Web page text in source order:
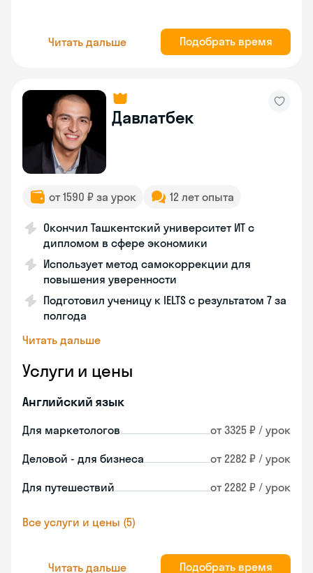
Читать дальше Подобрать время
Давлатбек
от 1590 ₽ за урок 12 лет опыта
Окончил Ташкентский университет ИТ с
дипломом в сфере экономики
Использует метод самокоррекции для
повышения уверенности
Подготовил ученицу к IELTS с результатом 7 за
полгода
Читать дальше
Услуги и цены
Английский язык
Для маркетологов от 3325 ₽ / урок
Деловой - для бизнеса от 2282 ₽ / урок
Для путешествий от 2282 ₽ / урок
Все услуги и цены (5)
Читать дальше Подобрать время